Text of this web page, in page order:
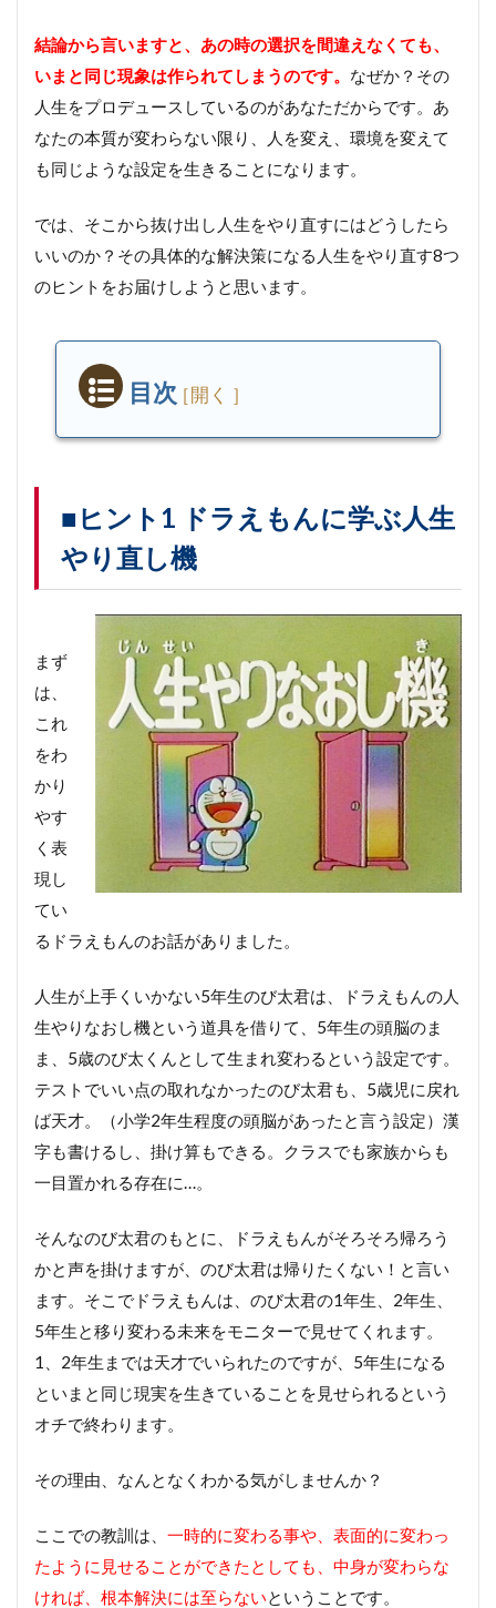
結論から言いますと、あの時の選択を間違えなくても、
いまと同じ現象は作られてしまうのです。 なぜか？その
人生をプロデュースしているのがあなただからです。あ
なたの本質が変わらない限り、人を変え、環境を変えて
も同じような設定を生きることになります。
では、そこから抜け出し人生をやり直すにはどうしたら
いいのか？その具体的な解決策になる人生をやり直す8つ
のヒントをお届けしようと思います。
目次
ヒ
1
ド
ラ
も
これ
こが
私の
望ん
だ人
生な
の？
■
ヒ
ン
ト
転
の
き
っ
か
け
は
い
つ
ガ
ブ
か
ら
■ヒント1 ドラえもんに学ぶ人生
やり直し機
まず
は、
これ
をわ
かり
やす
く表
現し
てい
るドラえもんのお話がありました。
人生が上手くいかない5年生のび太君は、ドラえもんの人
生やりなおし機という道具を借りて、5年生の頭脳のま
ま、5歳のび太くんとして生まれ変わるという設定です。
テストでいい点の取れなかったのび太君も、5歳児に戻れ
ば天才。（小学2年生程度の頭脳があったと言う設定）漢
字も書けるし、掛け算もできる。クラスでも家族からも
一目置かれる存在に…。
そんなのび太君のもとに、ドラえもんがそろそろ帰ろう
かと声を掛けますが、のび太君は帰りたくない！と言い
ます。そこでドラえもんは、のび太君の1年生、2年生、
5年生と移り変わる未来をモニターで見せてくれます。
1、2年生までは天才でいられたのですが、5年生になる
といまと同じ現実を生きていることを見せられるという
オチで終わります。
その理由、なんとなくわかる気がしませんか？
ここでの教訓は、 一時的に変わる事や、表面的に変わっ
たように見せることができたとしても、中身が変わらな
ければ、根本解決には至らないということです。